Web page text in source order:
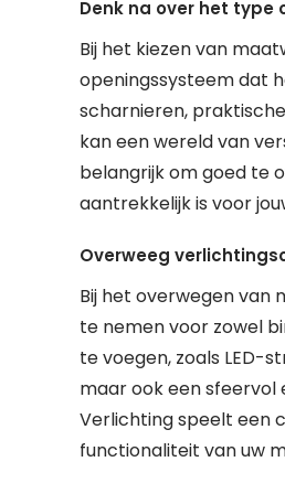
Denk na over het
Bij het kiezen van
openingssysteem dat
scharnieren,
kan een wereld van
belangrijk om goed te
aantrekkelijk is voor
Overweeg
Bij het overwegen van
te nemen voor zowel
te voegen, zoals LED-
maar ook een
Verlichting speelt een
functionaliteit van uw